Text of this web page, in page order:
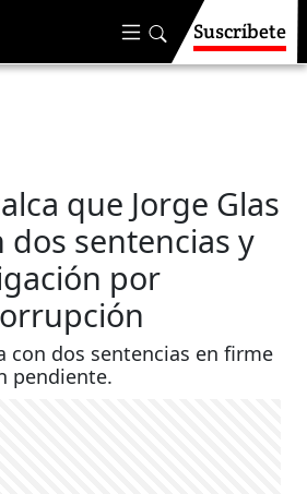
Suscríbete
que Jorge Glas
dos sentencias y
por
con dos sentencias en firme
pendiente.